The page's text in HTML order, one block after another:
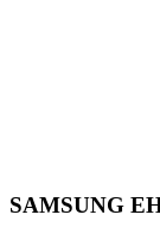
SAMSUNG